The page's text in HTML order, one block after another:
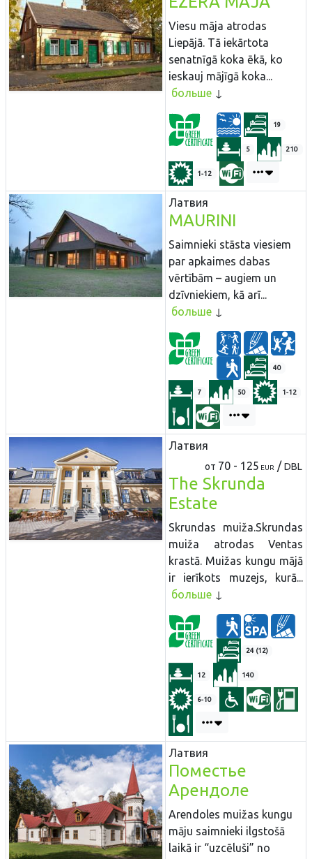
Viesu māja atrodas
Liepājā. Tā iekārtota
senatnīgā koka ēkā, ko
ieskauj mājīgā koka...
больше
19
5 210
1-12
Латвия
MAURINI
Saimnieki stāsta viesiem
par apkaimes dabas
vērtībām – augiem un
dzīvniekiem, kā arī...
больше
40
7 50 1-12
Латвия
от 70 - 125 EUR / DBL
The Skrunda
Estate
Skrundas muiža.Skrundas
muiža atrodas Ventas
krastā. Muižas kungu mājā
ir ierīkots muzejs, kurā...
больше
24 (12)
12 140
6-10
Латвия
Поместье
Арендоле
Arendoles muižas kungu
māju saimnieki ilgstošā
laikā ir “uzcēluši” no